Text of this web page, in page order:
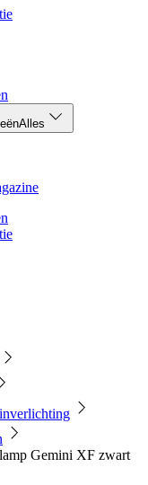
Alles
Gemini XF zwart